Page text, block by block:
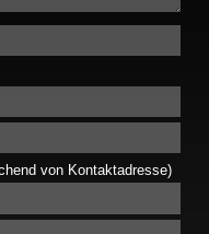
von Kontaktadresse)